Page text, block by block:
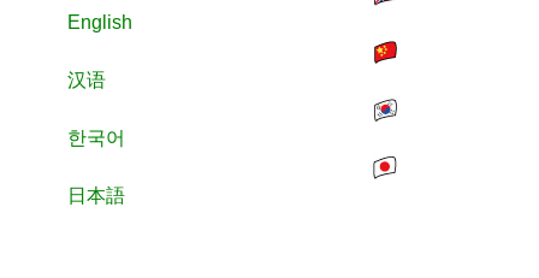
English
汉语
한국어
日本語